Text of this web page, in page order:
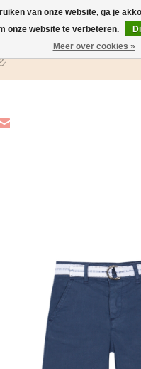
vanaf €100 in België
van onze website, ga je
onze website te verbeteren.
Meer over cookies »